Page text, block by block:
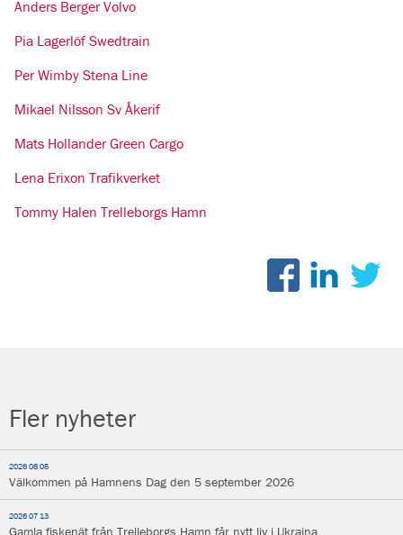
Fler nyheter
2026 08 05
Välkommen på Hamnens Dag den 5 september 2026
2026 07 13
Gamla fiskenät från Trelleborgs Hamn får nytt liv i Ukraina
Anders Berger Volvo
Pia Lagerlöf Swedtrain
Per Wimby Stena Line
Mikael Nilsson Sv Åkerif
Mats Hollander Green Cargo
Lena Erixon Trafikverket
Tommy Halen Trelleborgs Hamn